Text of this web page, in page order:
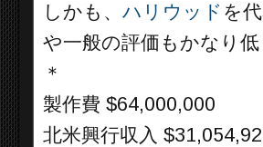
しかも、 ハリウッド を
や一般の評価もかなり
＊
製作費 $64,000,000
北米興行収入